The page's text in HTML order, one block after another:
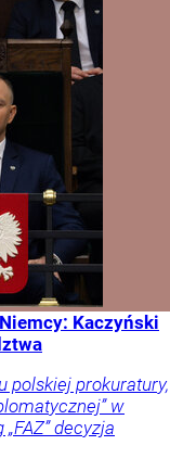
Kaczyński
polskiej prokuratury,
w
decyzja